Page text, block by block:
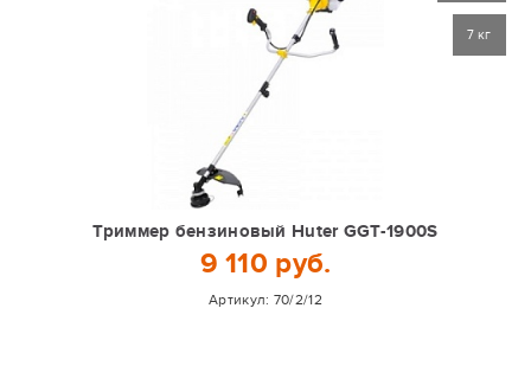
Триммер бензиновый Huter GGT-1900S
9 110 руб.
Артикул: 70/2/12
7 кг